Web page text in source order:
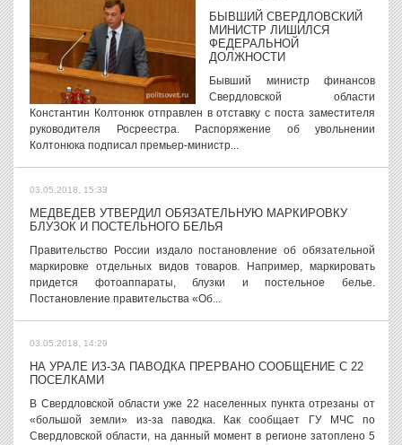
БЫВШИЙ СВЕРДЛОВСКИЙ
МИНИСТР ЛИШИЛСЯ
ФЕДЕРАЛЬНОЙ
ДОЛЖНОСТИ
Бывший министр финансов
Свердловской области
Константин Колтонюк отправлен в отставку с поста заместителя
руководителя Росреестра. Распоряжение об увольнении
Колтонюка подписал премьер-министр...
03.05.2018, 15:33
МЕДВЕДЕВ УТВЕРДИЛ ОБЯЗАТЕЛЬНУЮ МАРКИРОВКУ
БЛУЗОК И ПОСТЕЛЬНОГО БЕЛЬЯ
Правительство России издало постановление об обязательной
маркировке отдельных видов товаров. Например, маркировать
придется фотоаппараты, блузки и постельное белье.
Постановление правительства «Об...
03.05.2018, 14:29
НА УРАЛЕ ИЗ-ЗА ПАВОДКА ПРЕРВАНО СООБЩЕНИЕ С 22
ПОСЕЛКАМИ
В Свердловской области уже 22 населенных пункта отрезаны от
«большой земли» из-за паводка. Как сообщает ГУ МЧС по
Свердловской области, на данный момент в регионе затоплено 5